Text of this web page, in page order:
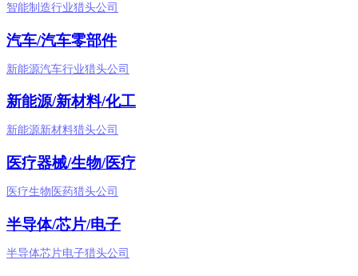
智能制造行业猎头公司
汽车/汽车零部件
新能源汽车行业猎头公司
新能源/新材料/化工
新能源新材料猎头公司
医疗器械/生物/医疗
医疗生物医药猎头公司
半导体/芯片/电子
半导体芯片电子猎头公司